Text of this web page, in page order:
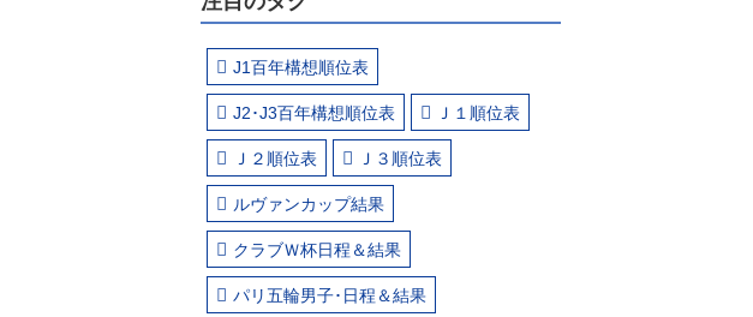
J1百年構想順位表
J2･J3百年構想順位表 Ｊ１順位表
Ｊ２順位表 Ｊ３順位表
ルヴァンカップ結果
クラブＷ杯日程＆結果
パリ五輪男子･日程＆結果